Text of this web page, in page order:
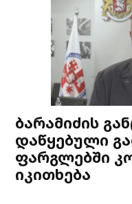
ბარამიძის
დაწყებული
ფარგლებში
იკითხება